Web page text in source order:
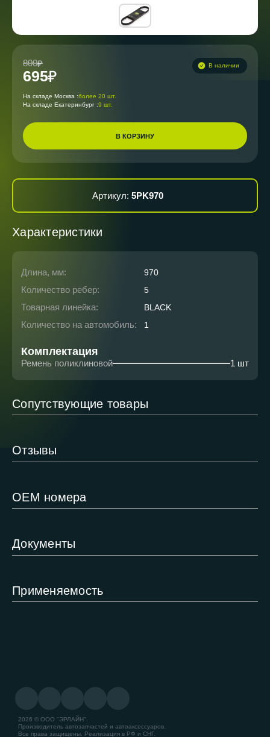
800
695
В наличии
На складе Москва :более 20 шт.
На складе Екатеринбург :9 шт.
В КОРЗИНУ
Артикул: 5PK970
Характеристики
Длина, мм: 970
Количество ребер: 5
Товарная линейка: BLACK
Количество на автомобиль: 1
Комплектация
Ремень поликлиновой 1 шт
Сопутствующие товары
Отзывы
ОЕМ номера
Документы
Применяемость
2026 © ООО "ЭРЛАЙН".
Производитель автозапчастей и автоаксессуаров.
Все права защищены. Реализация в РФ и СНГ.